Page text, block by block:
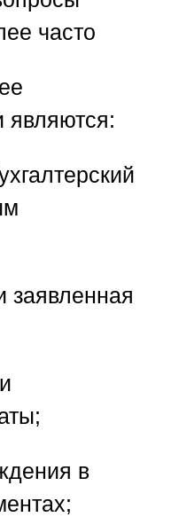
часто
являются:
заявленная
в